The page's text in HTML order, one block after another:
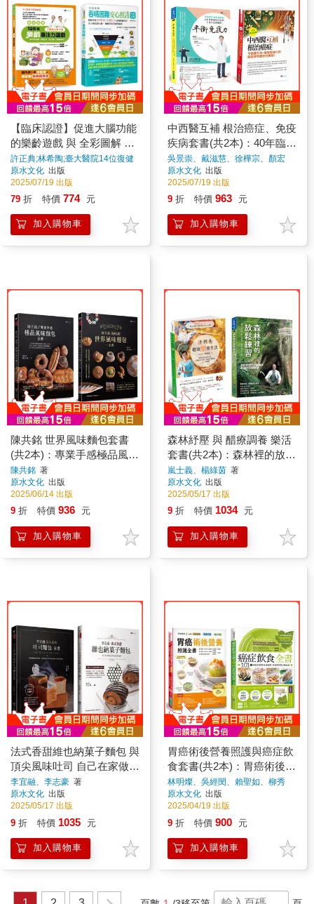
【臨床認證】促進大腦功能
的樂齡遊戲 與 全彩圖解 吞
嚥困難安心照護飲食套書
(共2本)：125個樂齡專注力
遊戲+吞嚥困難安心照護飲
食全書
許正典;林希陶;臺大醫院14位復健
科&營養師團隊
原水文化 出版
2025/07/19 出版
79 折 特價 774 元
加入購物車
中西醫互補 根治癌症、免疫
疾病套書(共2本)：40年臨床
經驗 中西醫互補 根治癌症
+平衡免疫力：中西醫共治
免疫疾病
吳景崇、戴滋慧、徐樺宗、顏宏
融、張靜慧著
原水文化 出版
2025/07/19 出版
9 折 特價 963 元
加入購物車
陳共銘 世界風味麵包套書
(共2本)：專業手感極品風味
麵包全書＋經典之最世界風
味麵包全書
陳共銘 著
原水文化 出版
2025/06/14 出版
9 折 特價 936 元
加入購物車
森林紓壓 與 醋療調養 樂活
套書(共2本)：森林裡的放鬆
練習＋清調養健康醋養生法
嵐士義、楊綠茵 著
原水文化 出版
2025/05/17 出版
9 折 特價 1034 元
加入購物車
法式香甜維也納菓子麵包 與
頂尖風味吐司 自己在家做套
書(共2本)：李志豪法式香甜
維也納菓子麵包＋李宜融頂
尖風味吐司麵包全書
李宜融、李志豪 著
原水文化 出版
2025/05/17 出版
9 折 特價 1035 元
加入購物車
胃癌術後營養照護與癌症飲
食套書(共2本)：胃癌術後營
養照護全書＋癌症飲食全書
【16週年暢銷修訂版＆附別
冊64頁《全面啟動抗癌自癒
力》】
林明燦、吳經閔、賴聖如、柳秀
乖、張金堅著
原水文化 出版
2025/04/19 出版
9 折 特價 900 元
加入購物車